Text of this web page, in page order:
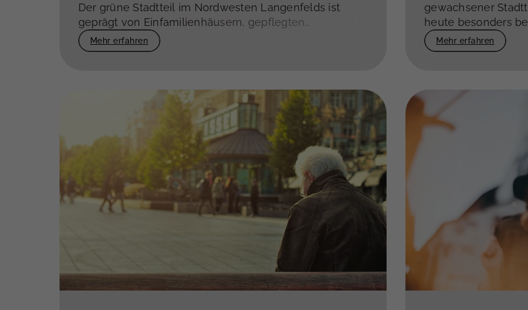
Der grüne Stadtteil im Nordwesten Langenfelds ist
geprägt von Einfamilienhäusern, gepflegten
Grundstücken und einer ruhigen Wohnatmosphäre –
perfekt für alle, die
Mehr erfahren
gewachsener
heute besonders
Die Nähe zu
macht Richrath zu
Mehr erfahren